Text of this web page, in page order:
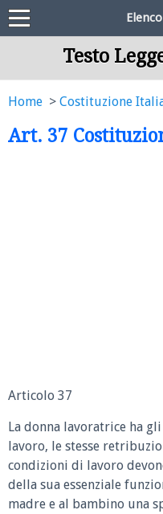
Testo
Home Costituzione
Art. 37
Articolo 37
La donna lavoratrice ha
lavoro, le stesse
condizioni di lavoro
della sua essenziale
madre e al bambino una